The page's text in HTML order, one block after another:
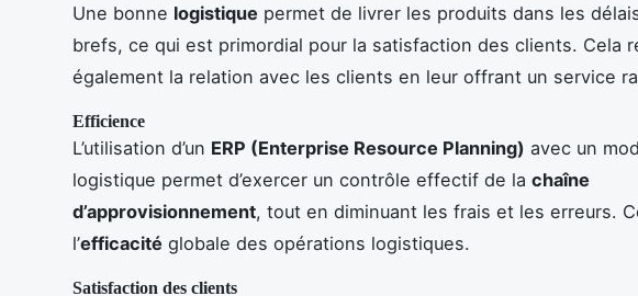
Une bonne logistique permet de livrer les produits dans les
brefs, ce qui est primordial pour la satisfaction des clients. Cela
également la relation avec les clients en leur offrant un service
Efficience
L’utilisation d’un ERP (Enterprise Resource Planning) avec un
logistique permet d’exercer un contrôle effectif de la chaîne
d’approvisionnement, tout en diminuant les frais et les erreurs.
l’efficacité globale des opérations logistiques.
Satisfaction des clients